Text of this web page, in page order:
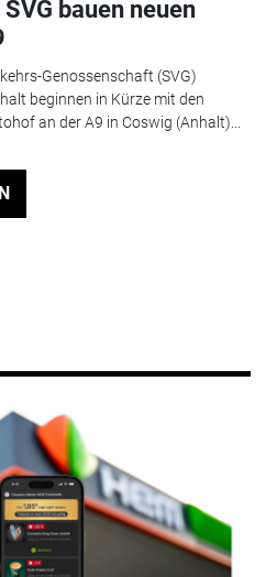
bauen neuen
Genossenschaft (SVG)
beginnen in Kürze mit den
an der A9 in Coswig (Anhalt)...